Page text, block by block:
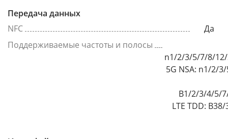
Передача данных
NFC
Да
Поддерживаемые частоты и полосы
n1/2/3/5/7/8/
5G NSA: n1/2/
B1/2/3/4/5/
LTE TDD: